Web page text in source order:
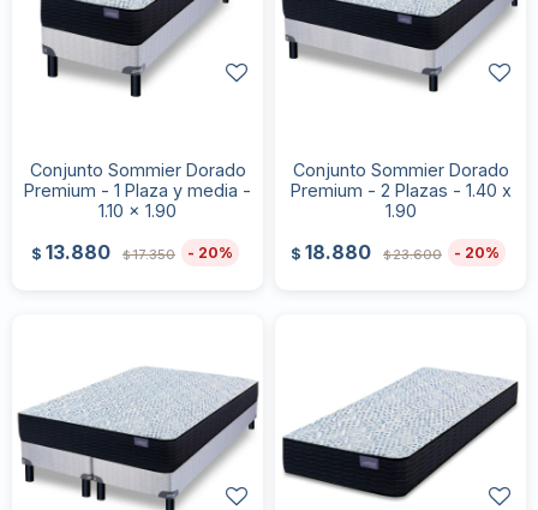
Conjunto Sommier Dorado
Premium - 1 Plaza y media -
1.10 x 1.90
$ 13.880 $17.350 20
Conjunto Sommier Dorado
Premium - 2 Plazas - 1.40 x
1.90
$ 18.880 $23.600 20